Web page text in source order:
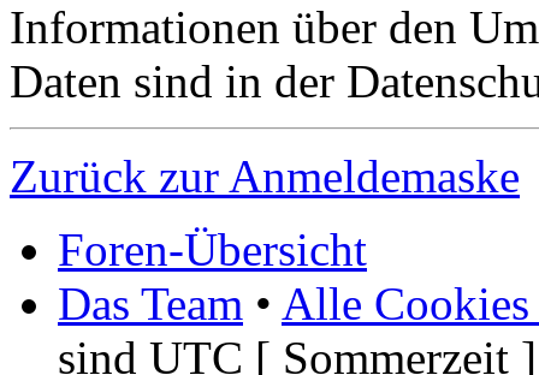
Informationen über den
Daten sind in der
Zurück zur Anmeldemaske
Foren-Übersicht
Das Team • Alle Cookies
sind UTC [ Sommerzeit ]